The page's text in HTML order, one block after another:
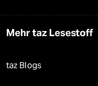
Mehr taz Lesestoff
taz Blogs